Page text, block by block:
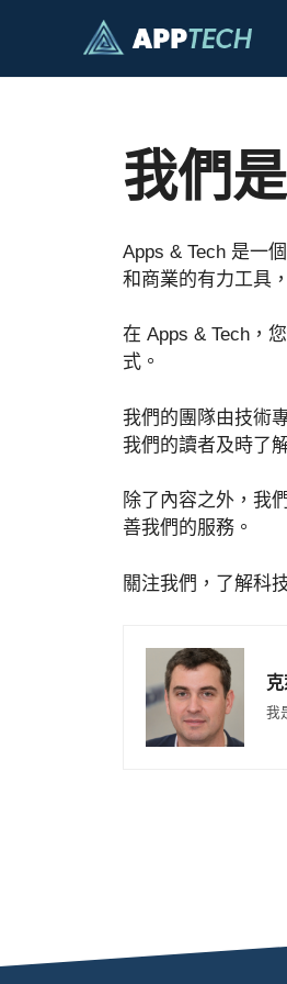
我們
Apps & Tech 是一
和商業的有力工具
在 Apps & Tech，
式。
我們的團隊由技術
我們的讀者及時了
除了內容之外，我
善我們的服務。
關注我們，了解科
我